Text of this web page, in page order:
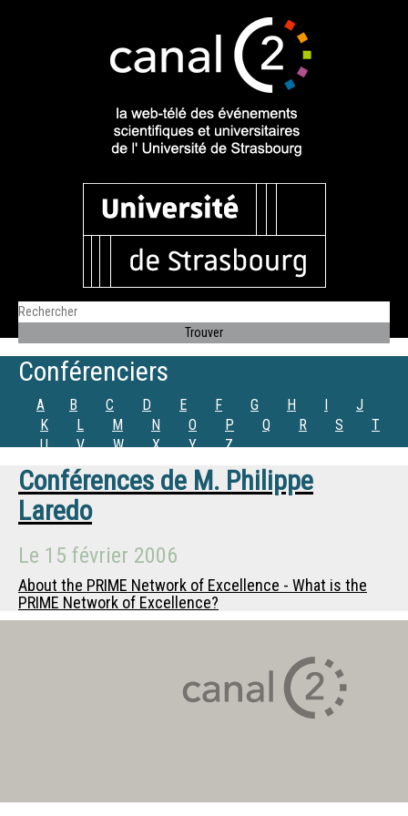
Conférenciers
A B C D E F G H I
J
K
L M N O P Q R S
T
U
V W X Y Z
Conférences de M. Philippe
Laredo
Le 15 février 2006
About the PRIME Network of Excellence - What is the
PRIME Network of Excellence?